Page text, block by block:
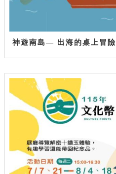
神遊南島— 出海的桌上冒險